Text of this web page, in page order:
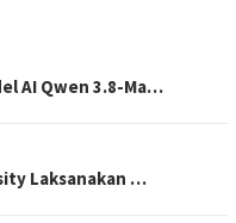
AI Qwen 3.8-Ma…
Laksanakan …